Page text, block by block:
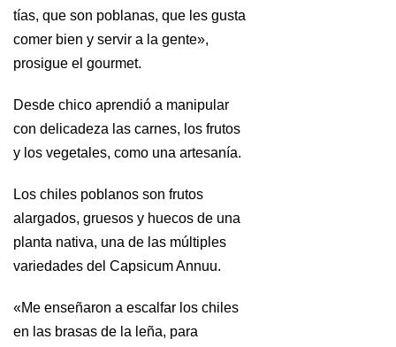
tías, que son poblanas, que les gusta
comer bien y servir a la gente»,
prosigue el gourmet.
Desde chico aprendió a manipular
con delicadeza las carnes, los frutos
y los vegetales, como una artesanía.
Los chiles poblanos son frutos
alargados, gruesos y huecos de una
planta nativa, una de las múltiples
variedades del Capsicum Annuu.
«Me enseñaron a escalfar los chiles
en las brasas de la leña, para